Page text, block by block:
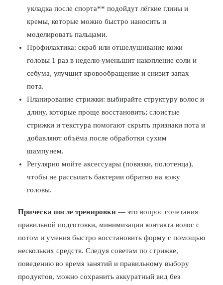
укладка после спорта** подойдут лёгкие глины и
кремы, которые можно быстро наносить и
моделировать пальцами.
Профилактика: скраб или отшелушивание кожи
головы 1 раз в неделю уменьшит накопление соли и
себума, улучшит кровообращение и снизит запах
пота.
Планирование стрижки: выбирайте структуру волос и
длину, которые проще восстановить; слоистые
стрижки и текстура помогают скрыть признаки пота и
добавляют объёма после обработки сухим
шампунем.
Регулярно мойте аксессуары (повязки, полотенца),
чтобы не рассылать бактерии обратно на кожу
головы.
Прическа после тренировки — это вопрос сочетания
правильной подготовки, минимизации контакта волос с
потом и умения быстро восстановить форму с помощью
нескольких средств. Следуя советам по стрижке,
поведению во время занятий и правильному выбору
продуктов, можно сохранить аккуратный вид без